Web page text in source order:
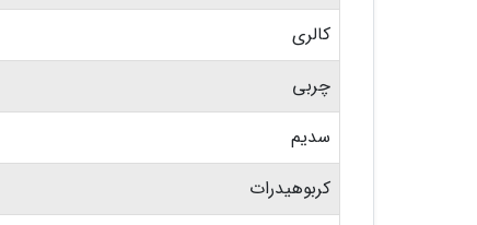
کالری
چربی
سدیم
کربوهیدرات